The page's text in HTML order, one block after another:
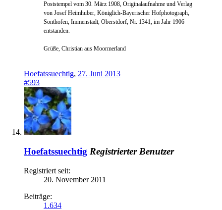
Poststempel vom 30. März 1908, Originalaufnahme und Verlag
von Josef Heimhuber, Königlich-Bayerischer Hofphotograph,
Sonthofen, Immenstadt, Oberstdorf, Nr. 1341, im Jahr 1906
entstanden.
Grüße, Christian aus Moormerland
Hoefatssuechtig, 27. Juni 2013
#593
Hoefatssuechtig Registrierter Benutzer
Registriert seit:
20. November 2011
Beiträge:
1.634